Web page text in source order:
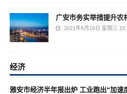
广安市务实举措提升农
2021年6月16日 星期三
经济
雅安市经济半年报出炉 工业跑出“加速